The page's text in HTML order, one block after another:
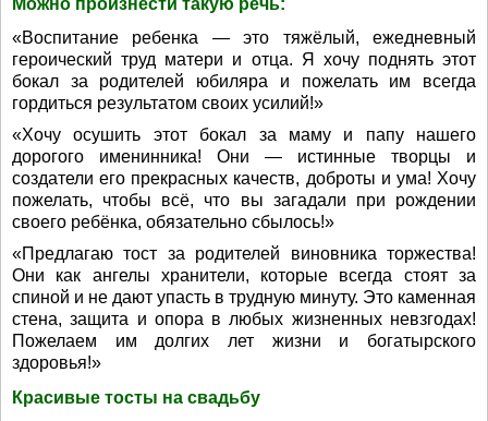
Можно произнести такую речь:
«Воспитание ребенка — это тяжёлый, ежедневный
героический труд матери и отца. Я хочу поднять этот
бокал за родителей юбиляра и пожелать им всегда
гордиться результатом своих усилий!»
«Хочу осушить этот бокал за маму и папу нашего
дорогого именинника! Они — истинные творцы и
создатели его прекрасных качеств, доброты и ума! Хочу
пожелать, чтобы всё, что вы загадали при рождении
своего ребёнка, обязательно сбылось!»
«Предлагаю тост за родителей виновника торжества!
Они как ангелы хранители, которые всегда стоят за
спиной и не дают упасть в трудную минуту. Это каменная
стена, защита и опора в любых жизненных невзгодах!
Пожелаем им долгих лет жизни и богатырского
здоровья!»
Красивые тосты на свадьбу